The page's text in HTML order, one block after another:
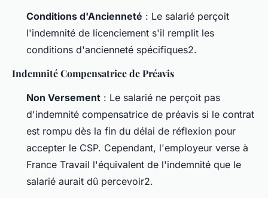
Conditions d'Ancienneté : Le salarié perçoit
l'indemnité de licenciement s'il remplit les
conditions d'ancienneté spécifiques2.
Indemnité Compensatrice de Préavis
Non Versement : Le salarié ne perçoit pas
d'indemnité compensatrice de préavis si le contrat
est rompu dès la fin du délai de réflexion pour
accepter le CSP. Cependant, l'employeur verse à
France Travail l'équivalent de l'indemnité que le
salarié aurait dû percevoir2.